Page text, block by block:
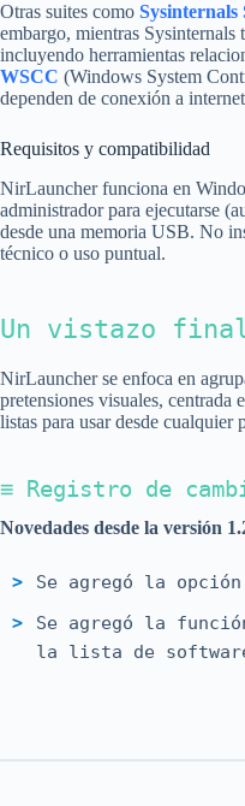
Otras suites como Sysinternals
embargo, mientras
incluyendo herramientas
WSCC (Windows System
dependen de conexión a
Requisitos y compatibilidad
NirLauncher funciona en
administrador para ejecutarse
desde una memoria USB. No
técnico o uso puntual.
Un vistazo
NirLauncher se enfoca en
pretensiones visuales, centrada
listas para usar desde cualquier
≡ Registro de
Novedades desde la versión
Se agregó la
Se agregó la
la lista de